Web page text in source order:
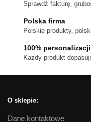
Sprawdź fakturę,
Polska firma
Polskie produkty,
100% personalizacji
Kazdy produkt
O sklepie:
Dane kontaktowe